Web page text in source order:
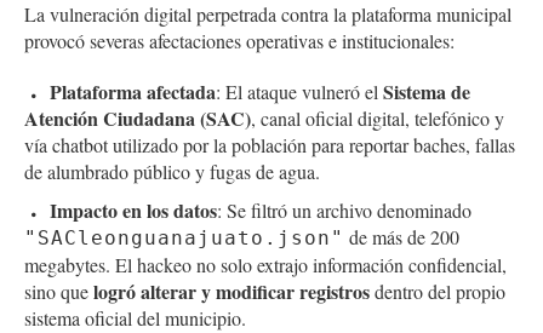
La vulneración digital perpetrada contra la plataforma municipal
provocó severas afectaciones operativas e institucionales:
Plataforma afectada: El ataque vulneró elSistema de
Atención Ciudadana (SAC), canal oficial digital, telefónico y
vía chatbot utilizado por la población para reportar baches, fallas
de alumbrado público y fugas de agua.
Impacto en los datos: Se filtró un archivo denominado
"SACleonguanajuato.json" de más de 200
megabytes. El hackeo no solo extrajo información confidencial,
sino quelogró alterar y modificar registrosdentro del propio
sistema oficial del municipio.